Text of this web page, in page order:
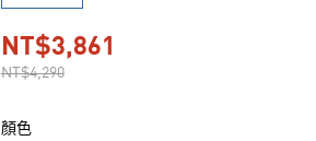
NT$4,290
NT$3,861
顏色